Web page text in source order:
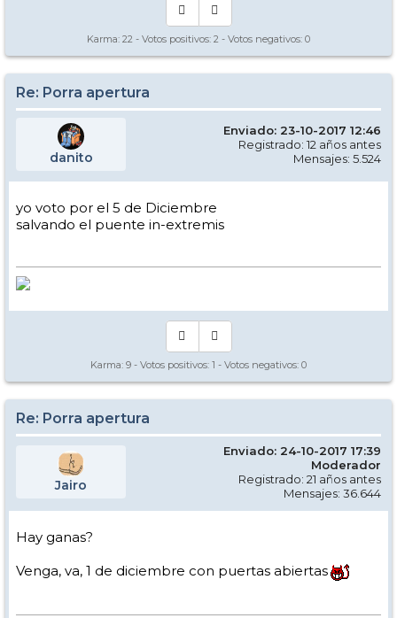
Karma: 22 - Votos positivos: 2 - Votos negativos: 0
Re: Porra apertura
danito
Enviado: 23-10-2017 12:46
Registrado: 12 años antes
Mensajes: 5.524
yo voto por el 5 de Diciembre
salvando el puente in-extremis
Karma: 9 - Votos positivos: 1 - Votos negativos: 0
Re: Porra apertura
Jairo
Enviado: 24-10-2017 17:39
Moderador
Registrado: 21 años antes
Mensajes: 36.644
Hay ganas?
Venga, va, 1 de diciembre con puertas abiertas